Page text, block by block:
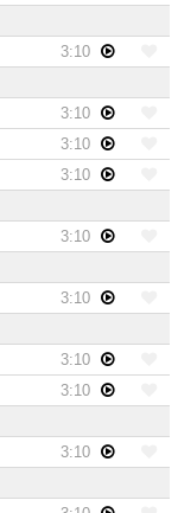
3:10
3:10
3:10
3:10
3:10
3:10
3:10
3:10
3:10